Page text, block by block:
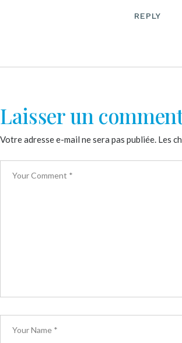
REPLY
Laisser un
Votre adresse e-mail ne sera pas publiée. Les